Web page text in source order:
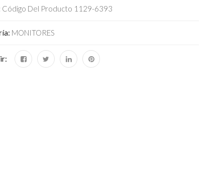
Código Del Producto 1129-6393
MONITORES